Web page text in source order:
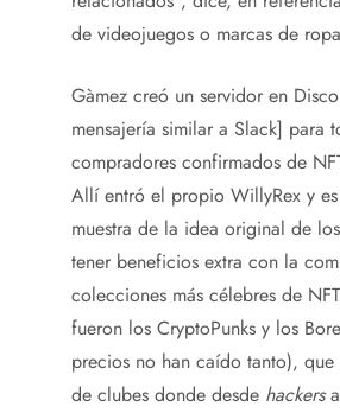
de videojuegos o marcas de
Gàmez creó un servidor en
mensajería similar a Slack] para
compradores confirmados de
Allí entró el propio WillyRex y
muestra de la idea original de
tener beneficios extra con la
colecciones más célebres de
fueron los CryptoPunks y los
precios no han caído tanto), que
de clubes donde desde hackers